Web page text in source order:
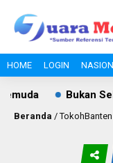
HOME LOGIN
Bukan
Beranda /TokohBanten